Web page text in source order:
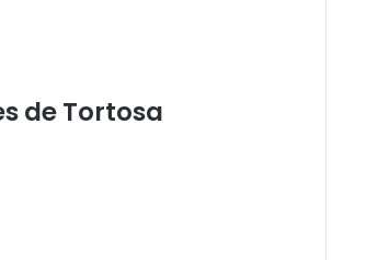
de Tortosa